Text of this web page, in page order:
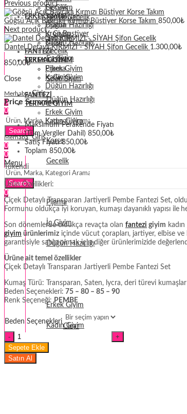
Penye Gecelik
Sabahlık
Ev Giyim
Spor Giyim
Düğün Hazırlığı
Krop Bustiyer
Korse
Gecelik
Erkek Giyim
Pijama
İç Giyim
Düğün Hazırlığı
Fantezi
Termal Giyim
Erkek Giyim
Kadın Giyim
Gecelik
ERKEK GIYIM
Pijama
İç Giyim
Düğün Hazırlığı
FANTEZI
TERMAL GIYIM
Erkek Giyim
Kadın Giyim
Merhaba, Giriş
0
0
Search
Ev Giyim
Spor Giyim
Düğün Hazırlığı
Krop Bustiyer
Korse
Gecelik
ERKEK GIYIM
Pijama
İç Giyim
Düğün Hazırlığı
FANTEZI
TERMAL GIYIM
Erkek Giyim
Kadın Giyim
Merhaba, Giriş
0
0
Menu
Search
0
Previous product
Göğsü Açık Bağcıklı Kırmızı Büstiyer Korse Takım 850,00₺
Next product
Dantel Detaylı KIRMIZI - SİYAH Şifon Gecelik 1.300,00₺
850,00₺
Close
Price Summary
Maksimum Perakende Fiyatı
(Tüm Vergiler Dahil) 850,00₺
Satış Fiyatı 850,00₺
Toplam 850,00₺
Tükendi
Ürün Özellikleri:
Çiçek Detaylı Transparan Jartiyerli Pembe Fantezi Set,
Formunu oldukça iyi koruyan, kumaşı dayanıklı yapısı ile
Son dönemlerde oldukça revaçta olan fantezi giyim
giyim ürünlerimiz içinde vücut çorapları, jartiyer, elbise
garantisiyle sahip olmak için diğer ürünlerimizide
Ürüne ait temel özellikler
Çiçek Detaylı Transparan Jartiyerli Pembe Fantezi Set
Kumaş Türü: Transparan, Saten, lycra, deri türevi kumaşlar
Beden Seçenekleri: 75 – 80 – 85 – 90
Renk Seçeneği:PEMBE
Beden Seçenekleri
Clear
Çiçek
Detaylı
Transparan
Jartiyerli
Sepete Ekle
Satın Al